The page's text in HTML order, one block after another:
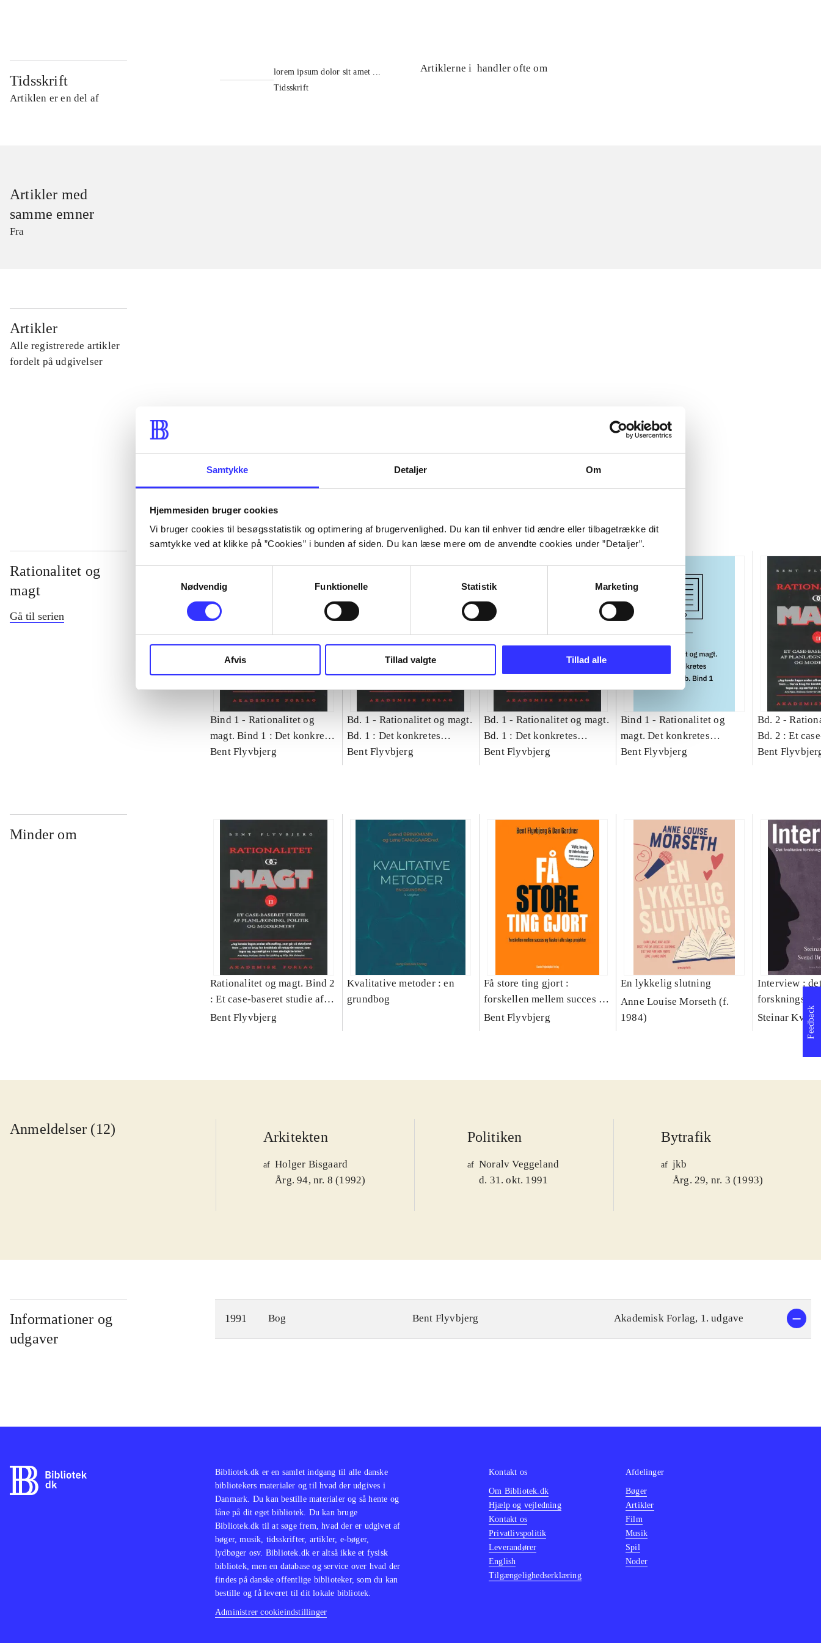
Samtykke Detaljer Om
Hjemmesiden bruger cookies
Vi bruger cookies til besøgsstatistik og optimering af brugervenlighed. Du kan til enhver tid ændre eller tilbagetrække dit
samtykke ved at klikke på ”Cookies” i bunden af siden. Du kan læse mere om de anvendte cookies under ”Detaljer”.
Nødvendig
Funktionelle Statistik Marketing
Afvis Tillad valgte Tillad alle
Tidsskrift
Artiklen er en del af
lorem ipsum dolor sit amet ...
Tidsskrift
Artiklerne i handler ofte om
Artikler med
samme emner
Fra
Artikler
Alle registrerede artikler
fordelt på udgivelser
Rationalitet og
magt
Gå til serien
Bind 1 - Rationalitet og
magt. Bind 1 : Det konkretes
videnskab
Bent Flyvbjerg
Bd. 1 - Rationalitet og magt.
Bd. 1 : Det konkretes
videnskab
Bent Flyvbjerg
Bd. 1 - Rationalitet og magt.
Bd. 1 : Det konkretes
videnskab
Bent Flyvbjerg
Bind 1 - Rationalitet og
magt. Det konkretes
videnskab. Bind 1
Bent Flyvbjerg
Bd. 2 -
Bd. 2 : Et
studie af
Bent
Minder om
Rationalitet og magt. Bind 2
: Et case-baseret studie af
planlægning, politik og
Bent Flyvbjerg
Kvalitative metoder : en
grundbog
Få store ting gjort :
forskellen mellem succes og
fiasko i alle slags projekter
Bent Flyvbjerg
En lykkelig slutning
Anne Louise Morseth (f.
1984)
Interview :
håndværk
Steinar Kvale
Anmeldelser (12) Arkitekten
af Holger Bisgaard
Årg. 94, nr. 8 (1992)
Politiken
af Noralv Veggeland
d. 31. okt. 1991
Bytrafik
af jkb
Årg. 29, nr. 3 (1993)
Informationer og
udgaver
1991 Bog Bent Flyvbjerg Akademisk Forlag, 1. udgave
Feedback
Bibliotek.dk er en samlet indgang til alle danske
bibliotekers materialer og til hvad der udgives i
Danmark. Du kan bestille materialer og så hente og
låne på dit eget bibliotek. Du kan bruge
Bibliotek.dk til at søge frem, hvad der er udgivet af
bøger, musik, tidsskrifter, artikler, e-bøger,
lydbøger osv. Bibliotek.dk er altså ikke et fysisk
bibliotek, men en database og service over hvad der
findes på danske offentlige biblioteker, som du kan
bestille og få leveret til dit lokale bibliotek.
Administrer cookieindstillinger
Kontakt os
Om Bibliotek.dk
Hjælp og vejledning
Kontakt os
Privatlivspolitik
Leverandører
English
Tilgængelighedserklæring
Afdelinger
Bøger
Artikler
Film
Musik
Spil
Noder